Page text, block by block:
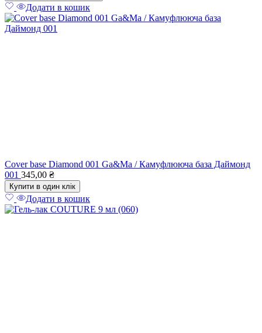
Додати в кошик
Cover base Diamond 001 Ga&Ma / Камуфлююча база Даймонд
001 345,00 ₴
Купити в один клік
Додати в кошик